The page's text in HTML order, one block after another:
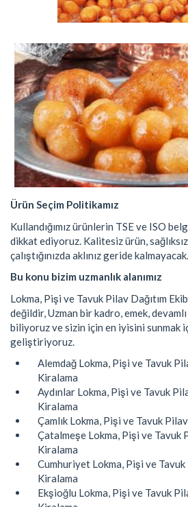
Ürün Seçim Politikamız
Kullandığımız ürünlerin TSE ve ISO
dikkat ediyoruz. Kalitesiz ürün,
çalıştığınızda aklınız geride kalmayacak.
Bu konu bizim uzmanlık alanımız
Lokma, Pişi ve Tavuk Pilav Dağıtım
değildir, Uzman bir kadro, emek,
biliyoruz ve sizin için en iyisini sunmak
geliştiriyoruz.
Alemdağ Lokma, Pişi ve Tavuk
Kiralama
Aydınlar Lokma, Pişi ve Tavuk
Kiralama
Çamlık Lokma, Pişi ve Tavuk
Çatalmeşe Lokma, Pişi ve Tavuk
Kiralama
Cumhuriyet Lokma, Pişi ve Tavuk
Kiralama
Ekşioğlu Lokma, Pişi ve Tavuk